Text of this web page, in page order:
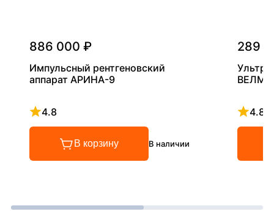
886 000 ₽
Импульсный рентгеновский
аппарат АРИНА-9
4.8
Рейтинг 4.8 из 5
В корзину В наличии
289
4.8